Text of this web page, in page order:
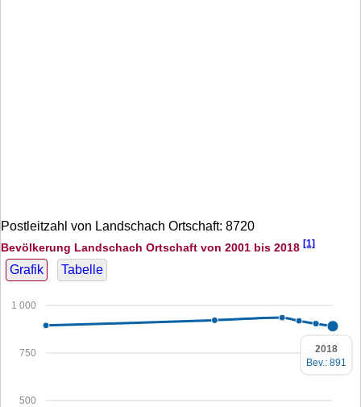
Postleitzahl von Landschach Ortschaft: 8720
Bevölkerung Landschach Ortschaft von 2001 bis 2018 [1]
Grafik Tabelle
500
750
1 000
2018
Bev.: 891